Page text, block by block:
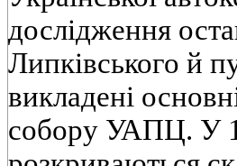
дослідження
Липківського й
викладені
собору УАПЦ. У